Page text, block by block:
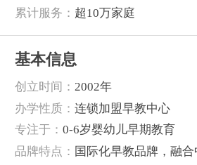
‌累计服务‌： 超10万家庭
基本信息
‌创立时间‌： 2002年
‌办学性质‌： 连锁加盟早教中心
‌专注于‌： 0-6岁婴幼儿早期教育
‌品牌特点‌： 国际化早教品牌，融